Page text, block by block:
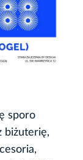
sporo
biżuterię,